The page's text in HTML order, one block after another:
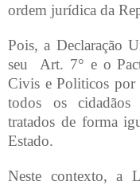
ordem jurídica da
Pois, a Declaração
seu
Art. 7° e o
Civis e Politicos
todos os cidadãos
tratados de forma
Estado.
Neste contexto, a